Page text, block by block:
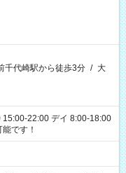
千代崎駅から徒歩3分 / 大
デイ 8:00-18:00
可能です！